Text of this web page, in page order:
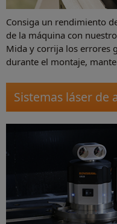
Consiga un rendimiento
de la máquina con
Mida y corrija los errores
durante el montaje,
Sistemas láser de